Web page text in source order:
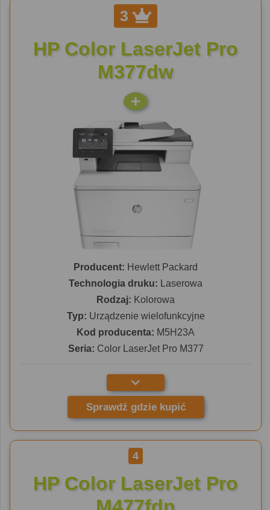
3
HP Color LaserJet Pro
M377dw
Producent: Hewlett Packard
Technologia druku: Laserowa
Rodzaj: Kolorowa
Typ: Urządzenie wielofunkcyjne
Kod producenta: M5H23A
Seria: Color LaserJet Pro M377
Sprawdź gdzie kupić
4
HP Color LaserJet Pro